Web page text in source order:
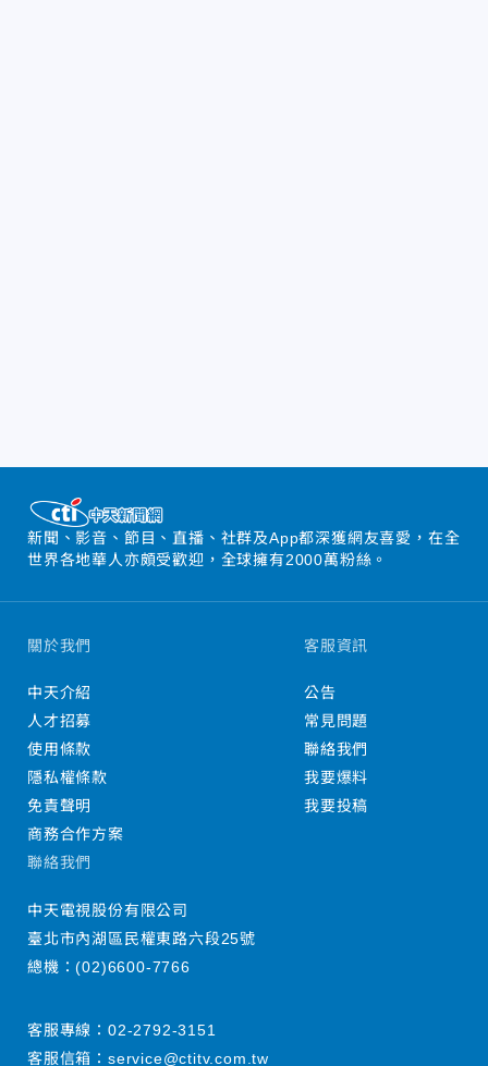
新聞、影音、節目、直播、社群及App都深獲網友喜愛，在全
世界各地華人亦頗受歡迎，全球擁有2000萬粉絲。
關於我們
中天介紹
人才招募
使用條款
隱私權條款
免責聲明
商務合作方案
客服資訊
公告
常見問題
聯絡我們
我要爆料
我要投稿
聯絡我們
中天電視股份有限公司
臺北市內湖區民權東路六段25號
總機：(02)6600-7766
客服專線： 02-2792-3151
客服信箱： service@ctitv.com.tw